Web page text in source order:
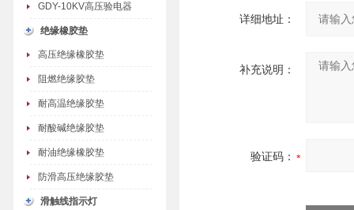
GDY-10KV高压验电器
绝缘橡胶垫
高压绝缘橡胶垫
阻燃绝缘胶垫
耐高温绝缘胶垫
耐酸碱绝缘胶垫
耐油绝缘橡胶垫
防滑高压绝缘胶垫
滑触线指示灯
详细地址：
补充说明：
验证码：